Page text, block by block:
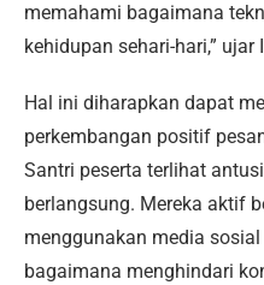
memahami bagaimana
kehidupan sehari-hari,” ujar
Hal ini diharapkan dapat
perkembangan positif
Santri peserta terlihat
berlangsung. Mereka aktif
menggunakan media
bagaimana menghindari